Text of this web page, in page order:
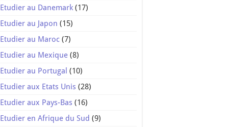
Etudier au Danemark(17)
Etudier au Japon (15)
Etudier au Maroc(7)
Etudier au Mexique(8)
Etudier au Portugal (10)
Etudier aux Etats Unis (28)
Etudier aux Pays-Bas (16)
Etudier en Afrique du Sud (9)